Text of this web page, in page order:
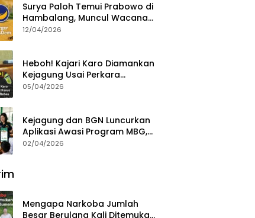
Surya Paloh Temui Prabowo di
Hambalang, Muncul Wacana
Penggabungan NasDem dan
12/04/2026
Heboh! Kajari Karo Diamankan
Kejagung Usai Perkara
Videografer Divonis Bebas
05/04/2026
Kejagung dan BGN Luncurkan
Aplikasi Awasi Program MBG,
Begini Cara Lapornya
02/04/2026
Mengapa Narkoba Jumlah
Besar Berulang Kali Ditemukan